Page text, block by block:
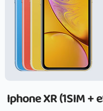
Iphone XR (1SIM +